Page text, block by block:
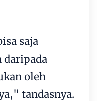
saja
daripada
oleh
tandasnya.